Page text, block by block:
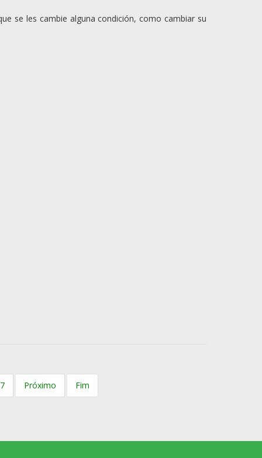
se les cambie alguna condición, como cambiar su
Próximo Fim